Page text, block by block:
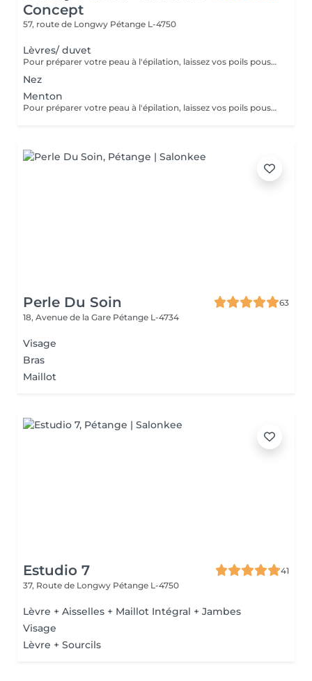
Concept
57, route de Longwy Pétange L-4750
Lèvres/ duvet
Pour préparer votre peau à l'épilation, laissez vos poils pousser pendant au moins deux semaines après le dernier rasage pour assurer une longueur adéquate. Il est également recommandé, mais non indispensable, d'effectuer un gommage doux 24 heures avant la séance pour éliminer les cellules mortes et faciliter l'extraction des poils. Le jour de l'épilation, évitez d'appliquer des crèmes ou des huiles sur la zone concernée afin d'assurer une bonne adhérence de la cire. Enfin, protégez votre peau en évitant l'exposition au soleil ou les séances de bronzage, qui pourraient la rendre plus sensible et irritable.
Nez
Menton
Pour préparer votre peau à l'épilation, laissez vos poils pousser pendant au moins deux semaines après le dernier rasage pour assurer une longueur adéquate. Il est également recommandé, mais non indispensable, d'effectuer un gommage doux 24 heures avant la séance pour éliminer les cellules mortes et faciliter l'extraction des poils. Le jour de l'épilation, évitez d'appliquer des crèmes ou des huiles sur la zone concernée afin d'assurer une bonne adhérence de la cire. Enfin, protégez votre peau en évitant l'exposition au soleil ou les séances de bronzage, qui pourraient la rendre plus sensible et irritable.
Perle Du Soin
63
18, Avenue de la Gare Pétange L-4734
Visage
Bras
Maillot
Estudio 7
41
37, Route de Longwy Pétange L-4750
Lèvre + Aisselles + Maillot Intégral + Jambes
Visage
Lèvre + Sourcils